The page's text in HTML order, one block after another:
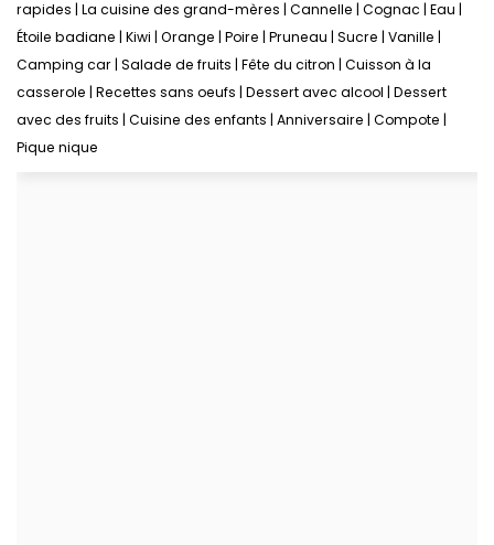
rapides La cuisine des grand-mères Cannelle Cognac Eau
Étoile badiane Kiwi Orange Poire Pruneau Sucre Vanille
Camping car Salade de fruits Fête du citron Cuisson à la
casserole Recettes sans oeufs Dessert avec alcool Dessert
avec des fruits Cuisine des enfants Anniversaire Compote
Pique nique